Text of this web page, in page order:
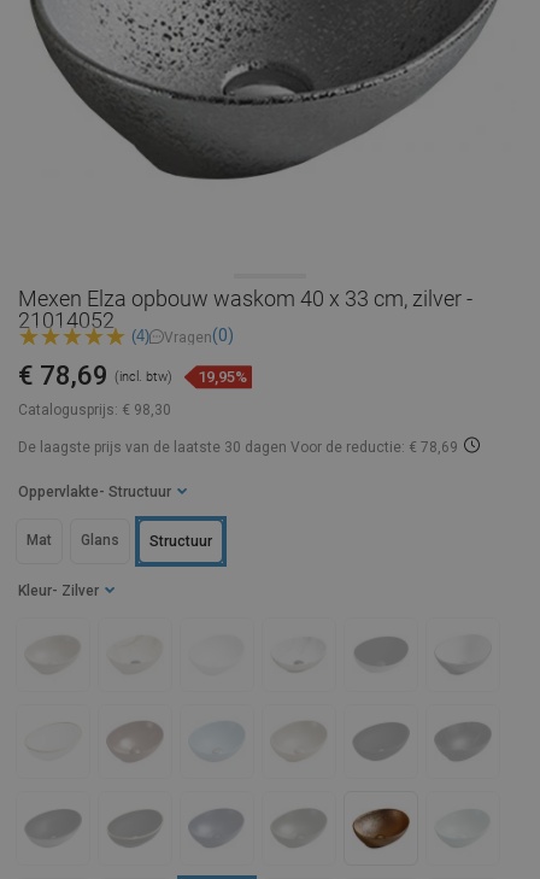
Mexen Elza opbouw waskom 40 x 33 cm, zilver -
21014052
(4) Vragen(0)
Catalogusprijs: € 98,30
€ 78,69 (incl. btw) 19,95%
De laagste prijs van de laatste 30 dagen Voor de reductie: € 78,69
Kleur - Zilver
Oppervlakte - Structuur
Mat Glans Structuur